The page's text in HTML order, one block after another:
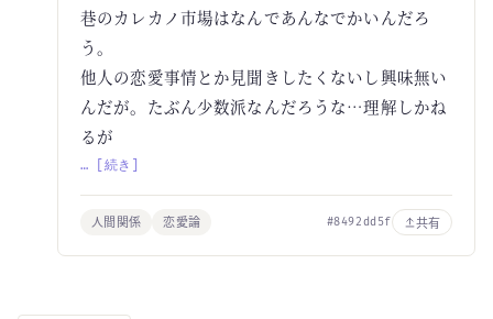
巷のカレカノ市場はなんであんなでかいんだろ
う。
他人の恋愛事情とか見聞きしたくないし興味無い
んだが。たぶん少数派なんだろうな…理解しかね
るが
… [続き]
人間関係 恋愛論 #8492dd5f 共有